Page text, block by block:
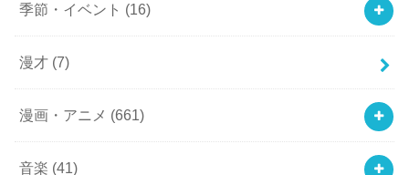
季節・イベント (16)
漫才 (7)
漫画・アニメ (661)
音楽 (41)